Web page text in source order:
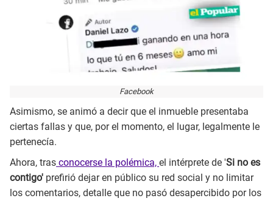
Facebook
Asimismo, se animó a decir que el inmueble presentaba
ciertas fallas y que, por el momento, el lugar, legalmente le
pertenecía.
Ahora, tras conocerse la polémica, el intérprete de 'Si no es
contigo' prefirió dejar en público su red social y no limitar
los comentarios, detalle que no pasó desapercibido por los